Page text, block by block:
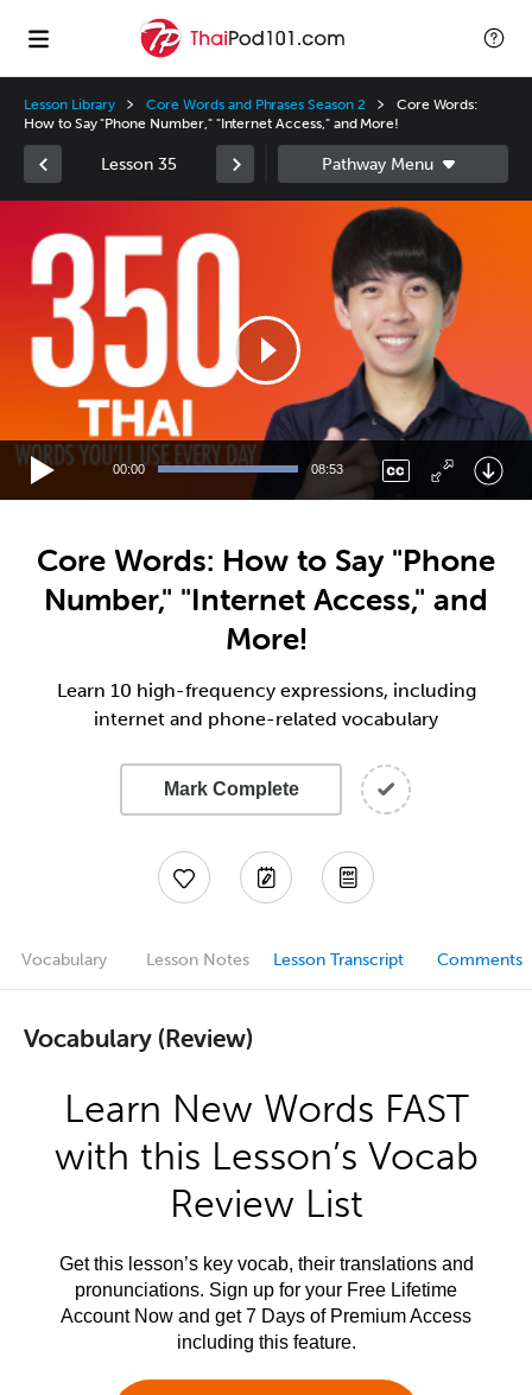
Lesson Library Core Words and Phrases Season 2
Core Words:
How to Say "Phone Number," "Internet Access," and More!
Lesson 35
Player
00:00 08:53
Core Words: How to Say "Phone
Number," "Internet Access," and
More!
Learn 10 high-frequency expressions, including
internet and phone-related vocabulary
Mark Complete
Vocabulary Lesson Notes Lesson Transcript Comments
Vocabulary (Review)
Learn New Words FAST
with this Lesson’s Vocab
Review List
Get this lesson’s key vocab, their translations and
pronunciations. Sign up for your Free Lifetime
Account Now and get 7 Days of Premium Access
including this feature.